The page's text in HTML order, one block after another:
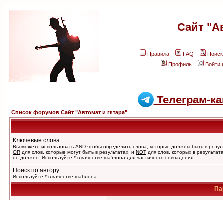
Сайт
Правила FAQ
Поиск
Профиль
Войти
Телеграм-
Список форумов Сайт "Автомат и гитара"
Ключевые слова:
Вы можете использовать AND чтобы определить слова, которые должны быть в
OR для слов, которые могут быть в результатах, и NOT для слов, которых в
не должно. Используйте * в качестве шаблона для частичного совпадения.
Поиск по автору:
Используйте * в качестве шаблона